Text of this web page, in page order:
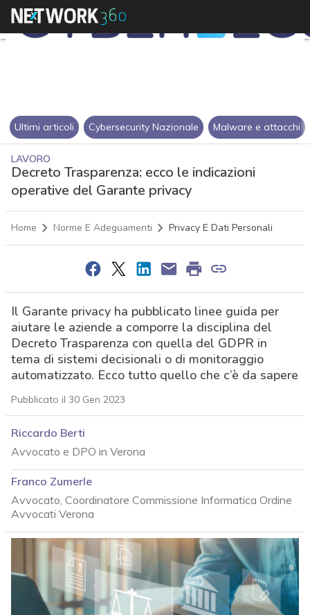
Ultimi articoli Cybersecurity Nazionale Malware e attacchi
LAVORO
Decreto Trasparenza: ecco le indicazioni
operative del Garante privacy
Home Norme E Adeguamenti Privacy E Dati Personali
Il Garante privacy ha pubblicato linee guida per
aiutare le aziende a comporre la disciplina del
Decreto Trasparenza con quella del GDPR in
tema di sistemi decisionali o di monitoraggio
automatizzato. Ecco tutto quello che c’è da sapere
Pubblicato il 30 Gen 2023
Riccardo Berti
Avvocato e DPO in Verona
Franco Zumerle
Avvocato, Coordinatore Commissione Informatica Ordine
Avvocati Verona